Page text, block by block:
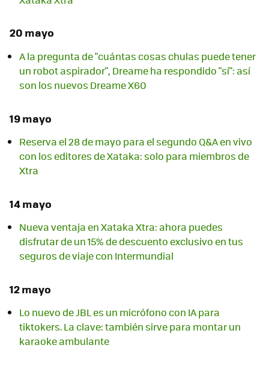
20 mayo
A la pregunta de "cuántas cosas chulas puede tener
un robot aspirador", Dreame ha respondido "sí": así
son los nuevos Dreame X60
19 mayo
Reserva el 28 de mayo para el segundo Q&A en vivo
con los editores de Xataka: solo para miembros de
Xtra
14 mayo
Nueva ventaja en Xataka Xtra: ahora puedes
disfrutar de un 15% de descuento exclusivo en tus
seguros de viaje con Intermundial
12 mayo
Lo nuevo de JBL es un micrófono con IA para
tiktokers. La clave: también sirve para montar un
karaoke ambulante